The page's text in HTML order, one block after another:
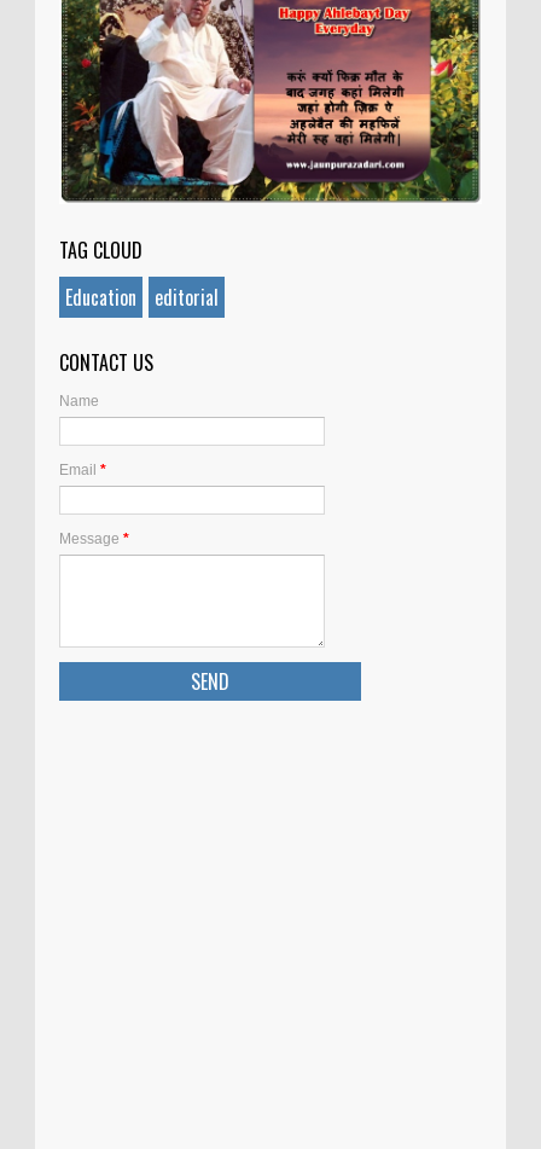
TAG CLOUD
Education
editorial
CONTACT US
Name
Email *
Message *